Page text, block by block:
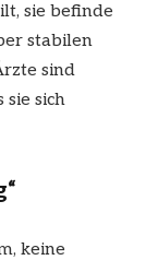
sie befinde
stabilen
sind
sie sich
keine